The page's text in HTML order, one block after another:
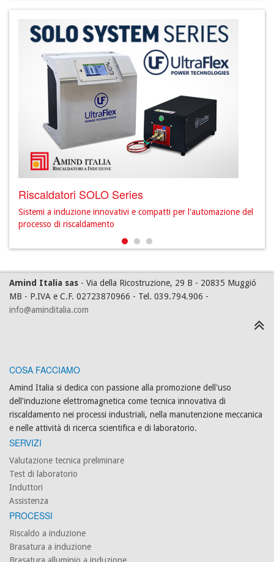
Riscaldatori SOLO Series
Sistemi a induzione innovativi e compatti per l'automazione del
processo di riscaldamento
Amind Italia sas - Via della Ricostruzione, 29 B - 20835 Muggió
MB - P.IVA e C.F. 02723870966 - Tel. 039.794.906 -
info@aminditalia.com
COSA FACCIAMO
Amind Italia si dedica con passione alla promozione dell'uso
dell'induzione elettromagnetica come tecnica innovativa di
riscaldamento nei processi industriali, nella manutenzione meccanica
e nelle attività di ricerca scientifica e di laboratorio.
SERVIZI
Valutazione tecnica preliminare
Test di laboratorio
Induttori
Assistenza
PROCESSI
Riscaldo a induzione
Brasatura a induzione